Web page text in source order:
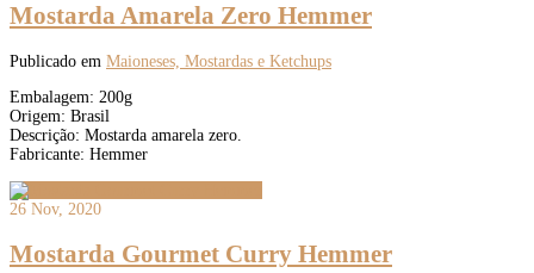
Mostarda Amarela Zero Hemmer
Publicado em Maioneses, Mostardas e Ketchups
Embalagem: 200g
Origem: Brasil
Descrição: Mostarda amarela zero.
Fabricante: Hemmer
26 Nov, 2020
Mostarda Gourmet Curry Hemmer